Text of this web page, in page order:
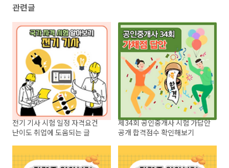
관련글
전기 기사 시험 일정 자격요건
난이도 취업에 도움되는 글
제34회 공인중개사 시험 가답안
공개 합격점수 확인해보기